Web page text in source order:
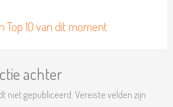
10 van dit moment
achter
niet gepubliceerd. Vereiste velden zijn